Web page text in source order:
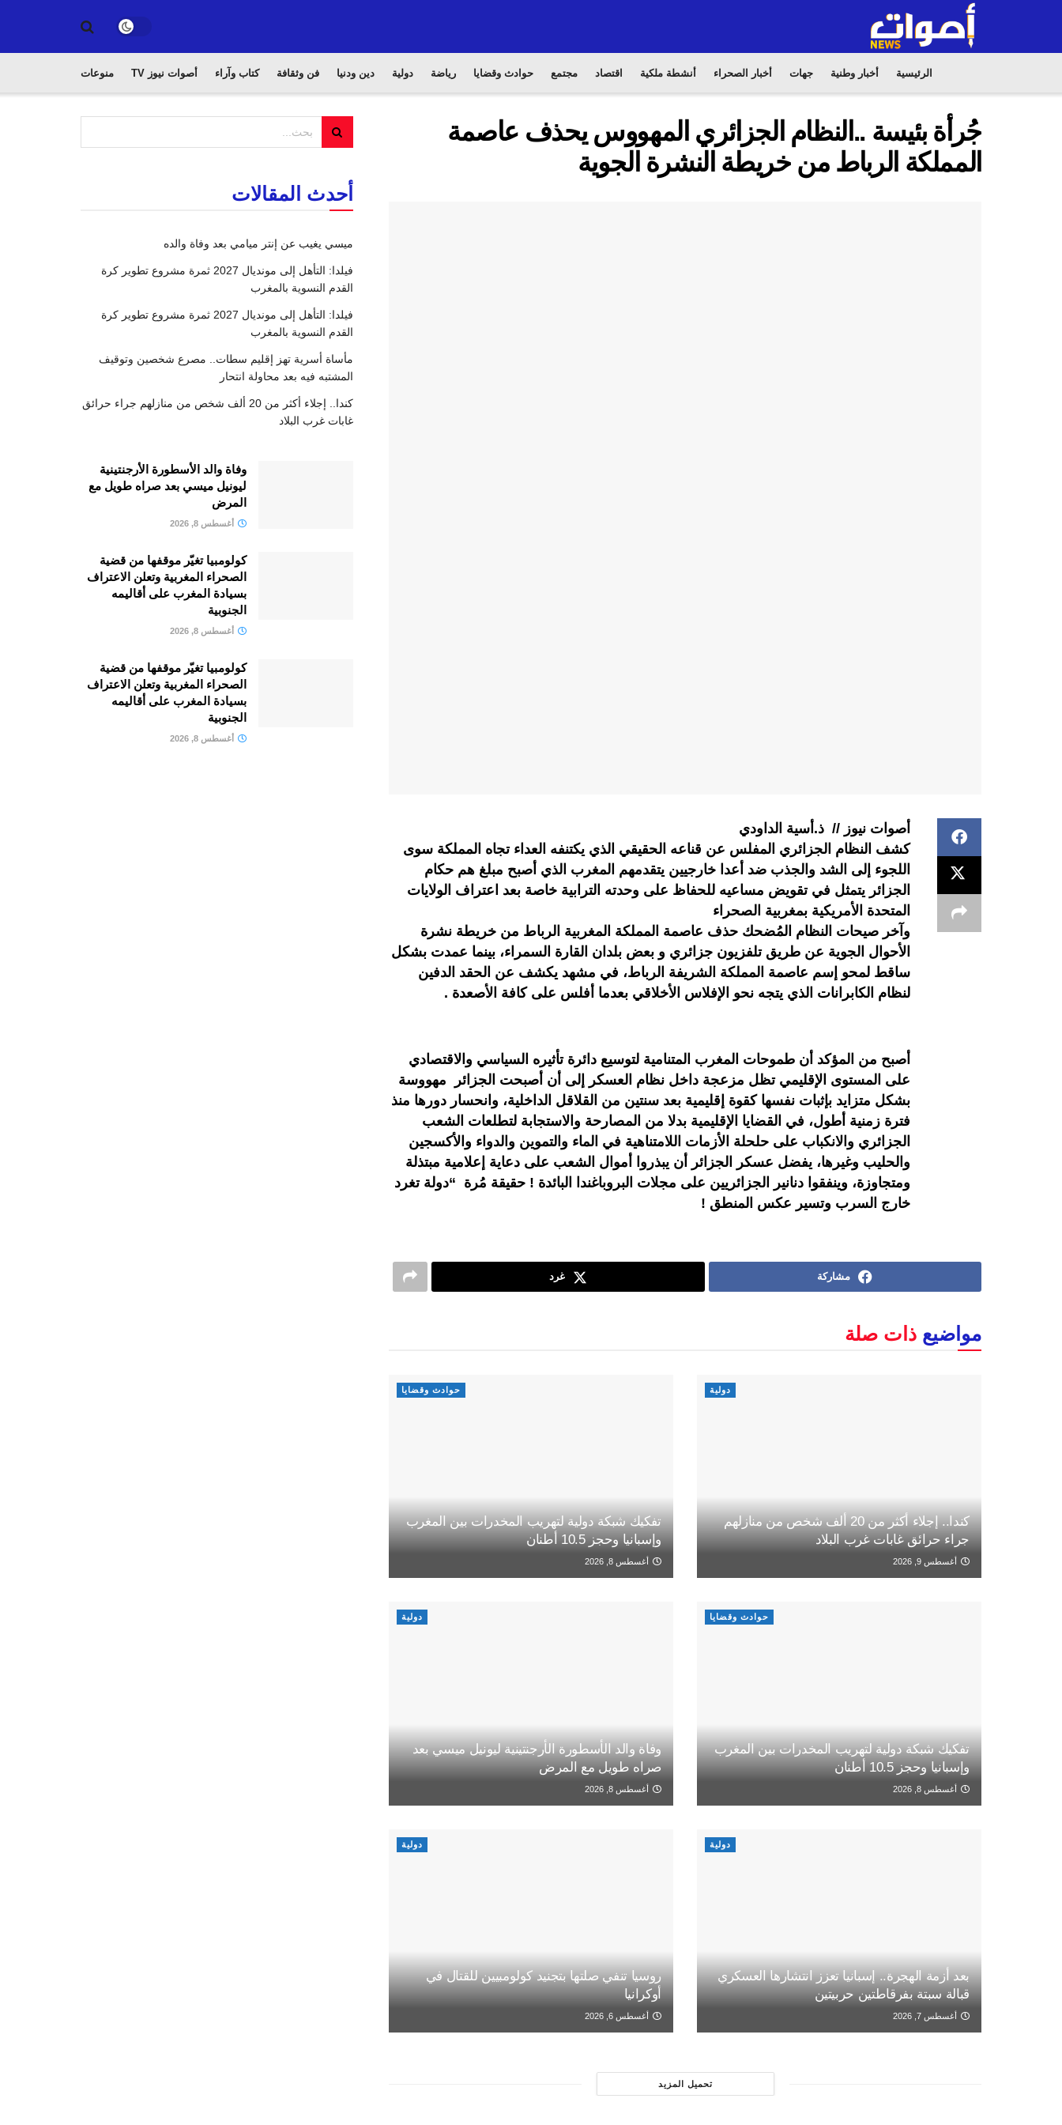
الرئيسية أخبار وطنية جهات أخبار الصحراء أنشطة ملكية اقتصاد مجتمع حوادث وقضايا رياضة دولية دين ودنيا فن وثقافة كتاب وآراء أصوات نيوز TV منوعات
جُرأة بئيسة ..النظام الجزائري المهووس يحذف عاصمة
المملكة الرباط من خريطة النشرة الجوية
أصوات نيوز // ذ.أسية الداودي
كشف النظام الجزائري المفلس عن قناعه الحقيقي الذي يكتنفه العداء تجاه المملكة سوى
اللجوء إلى الشد والجذب ضد أعدا خارجيين يتقدمهم المغرب الذي أصبح مبلغ هم حكام
الجزائر يتمثل في تقويض مساعيه للحفاظ على وحدته الترابية خاصة بعد اعتراف الولايات
المتحدة الأمريكية بمغربية الصحراء
وآخر صيحات النظام المُضحك حذف عاصمة المملكة المغربية الرباط من خريطة نشرة
الأحوال الجوية عن طريق تلفزيون جزائري و بعض بلدان القارة السمراء، بينما عمدت بشكل
ساقط لمحو إسم عاصمة المملكة الشريفة الرباط، في مشهد يكشف عن الحقد الدفين
لنظام الكابرانات الذي يتجه نحو الإفلاس الأخلاقي بعدما أفلس على كافة الأصعدة .
أصبح من المؤكد أن طموحات المغرب المتنامية لتوسيع دائرة تأثيره السياسي والاقتصادي
على المستوى الإقليمي تظل مزعجة داخل نظام العسكر إلى أن أصبحت الجزائر مهووسة
بشكل متزايد بإثبات نفسها كقوة إقليمية بعد سنتين من القلاقل الداخلية، وانحسار دورها منذ
فترة زمنية أطول، في القضايا الإقليمية بدلا من المصارحة والاستجابة لتطلعات الشعب
الجزائري والانكباب على حلحلة الأزمات اللامتناهية في الماء والتموين والدواء والأكسجين
والحليب وغيرها، يفضل عسكر الجزائر أن يبذروا أموال الشعب على دعاية إعلامية مبتذلة
ومتجاوزة، وينفقوا دنانير الجزائريين على مجلات البروباغندا البائدة ! حقيقة مُرة “دولة تغرد
خارج السرب وتسير عكس المنطق !
مشاركة غرد
مواضيع ذات صلة
دولية
كندا.. إجلاء أكثر من 20 ألف شخص من منازلهم
جراء حرائق غابات غرب البلاد
أغسطس 9, 2026
حوادث وقضايا
تفكيك شبكة دولية لتهريب المخدرات بين المغرب
وإسبانيا وحجز 10.5 أطنان
أغسطس 8, 2026
حوادث وقضايا
تفكيك شبكة دولية لتهريب المخدرات بين المغرب
وإسبانيا وحجز 10.5 أطنان
أغسطس 8, 2026
دولية
وفاة والد الأسطورة الأرجنتينية ليونيل ميسي بعد
صراه طويل مع المرض
أغسطس 8, 2026
دولية
بعد أزمة الهجرة.. إسبانيا تعزز انتشارها العسكري
قبالة سبتة بفرقاطتين حربيتين
أغسطس 7, 2026
دولية
روسيا تنفي صلتها بتجنيد كولومبيين للقتال في
أوكرانيا
أغسطس 6, 2026
تحميل المزيد
أحدث المقالات
ميسي يغيب عن إنتر ميامي بعد وفاة والده
فيلدا: التأهل إلى مونديال 2027 ثمرة مشروع تطوير كرة
القدم النسوية بالمغرب
فيلدا: التأهل إلى مونديال 2027 ثمرة مشروع تطوير كرة
القدم النسوية بالمغرب
مأساة أسرية تهز إقليم سطات.. مصرع شخصين وتوقيف
المشتبه فيه بعد محاولة انتحار
كندا.. إجلاء أكثر من 20 ألف شخص من منازلهم جراء حرائق
غابات غرب البلاد
وفاة والد الأسطورة الأرجنتينية
ليونيل ميسي بعد صراه طويل مع
المرض
أغسطس 8, 2026
كولومبيا تغيّر موقفها من قضية
الصحراء المغربية وتعلن الاعتراف
بسيادة المغرب على أقاليمه
الجنوبية
أغسطس 8, 2026
كولومبيا تغيّر موقفها من قضية
الصحراء المغربية وتعلن الاعتراف
بسيادة المغرب على أقاليمه
الجنوبية
أغسطس 8, 2026